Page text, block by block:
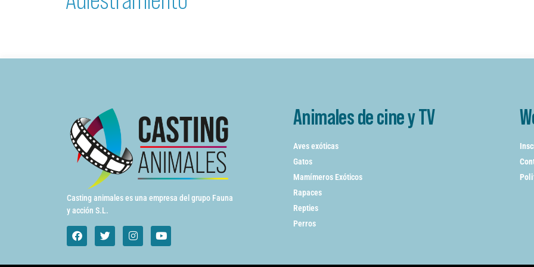
Casting animales es una empresa del grupo Fauna
y acción S.L.
Animales de cine y TV
Aves exóticas
Gatos
Mamímeros Exóticos
Rapaces
Repties
Perros